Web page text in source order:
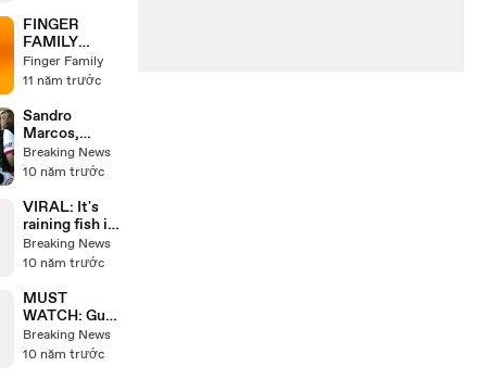
FINGER
FAMILY
SONG CARS
NURSERY
DADDY
FINGER
SONG
DISNEY
LIGHTING
MCQUEEN
Finger Family
11 năm trước
Sandro
Marcos,
praised for his
intelligence
to Daniel
Padilla! MUST
LOOK!
Breaking News
10 năm trước
VIRAL: It's
raining fish in
Zamboanga
Del Norte?
Breaking News
10 năm trước
MUST
WATCH: Guy
Heartlessly
Hit a Girl in
Breaking News
10 năm trước